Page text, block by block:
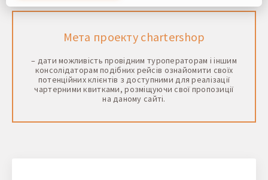
Мета проекту chartershop
– дати можливість провідним туроператорам і іншим
консолідаторам подібних рейсів ознайомити своїх
потенційних клієнтів з доступними для реалізації
чартерними квитками, розміщуючи свої пропозиції
на даному сайті.
Ви можете оновити свої налаштування, натиснувши